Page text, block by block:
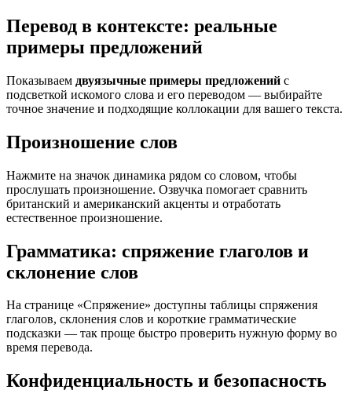
Перевод в контексте: реальные
примеры предложений
Показываем двуязычные примеры предложений с
подсветкой искомого слова и его переводом — выбирайте
точное значение и подходящие коллокации для вашего текста.
Произношение слов
Нажмите на значок динамика рядом со словом, чтобы
прослушать произношение. Озвучка помогает сравнить
британский и американский акценты и отработать
естественное произношение.
Грамматика: спряжение глаголов и
склонение слов
На странице «Спряжение» доступны таблицы спряжения
глаголов, склонения слов и короткие грамматические
подсказки — так проще быстро проверить нужную форму во
время перевода.
Конфиденциальность и безопасность